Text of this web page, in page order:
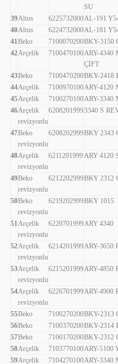
SU
39Altus 6225732000AL-191
40Altus 6224732000AL-181
41 Beko 7100070200BKY-3150
42Arçelik 7100470100ARY-4340
ÇİFT
43Beko 7100470200BKY-2418
44Arçelik 7100970100ARY-4120
45Arçelik 7100270100ARY-3340
46Arçelik
revizyonlu
62082019993340 S
47Beko
revizyonlu
6208202999BKY 2343
48Arçelik
revizyonlu
6211201999 ARY 4120
49Beko
revizyonlu
6212202999BKY 2312
50Beko
revizyonlu
6219202999BKY 1015
51 Arçelik
revizyonlu
6220701999ARY 4340
52Arçelik
revizyonlu
6214201999ARY-3650
53Arçelik
revizyonlu
6215201999ARY-4850
54Arçelik
revizyonlu
6226701999ARY-4900
55Beko 7100270200BKY-2313
56Beko 7100370200BKY-2314
57Beko 7100170200BKY-2312
58Arçelik 7103770100ARY-5100
59Arçelik 7104270100ARY-3340